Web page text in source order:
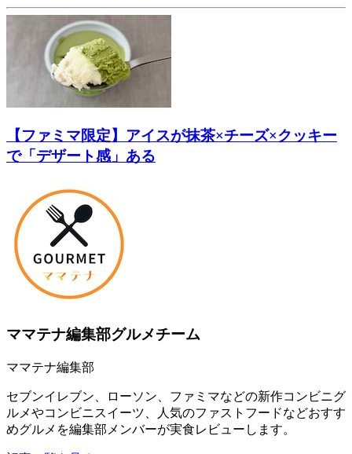
【ファミマ限定】アイスが抹茶×チーズ×クッキー
で「デザート感」ある
ママテナ編集部グルメチーム
ママテナ編集部
セブンイレブン、ローソン、ファミマなどの新作コンビニグ
ルメやコンビニスイーツ、人気のファストフードなどおすす
めグルメを編集部メンバーが実食レビューします。